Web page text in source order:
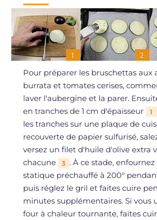
Pour préparer les bruschettas aux
burrata et tomates cerises,
laver l'aubergine et la parer.
en tranches de 1 cm d'épaisseur
1
les tranches sur une plaque de
recouverte de papier sulfurisé,
versez un filet d'huile d'olive extra
chacune
3 . À ce stade,
statique préchauffé à 200°
puis réglez le gril et faites cuire
minutes supplémentaires. Si vous
four à chaleur tournante, faites